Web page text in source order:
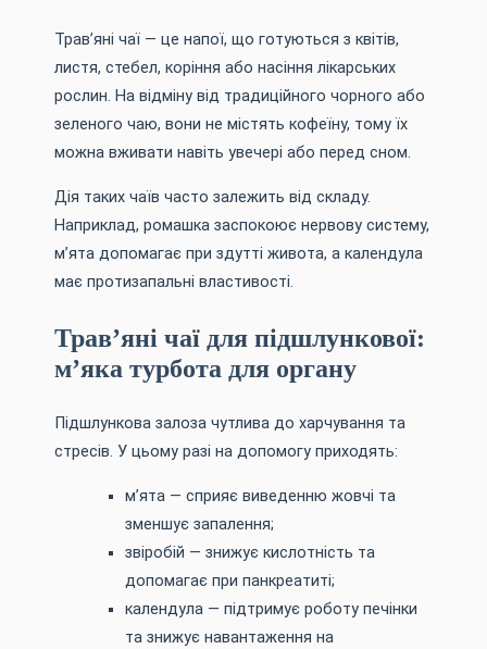
Трав’яні чаї — це напої, що готуються з квітів,
листя, стебел, коріння або насіння лікарських
рослин. На відміну від традиційного чорного або
зеленого чаю, вони не містять кофеїну, тому їх
можна вживати навіть увечері або перед сном.
Дія таких чаїв часто залежить від складу.
Наприклад, ромашка заспокоює нервову систему,
м’ята допомагає при здутті живота, а календула
має протизапальні властивості.
Трав’яні чаї для підшлункової:
м’яка турбота для органу
Підшлункова залоза чутлива до харчування та
стресів. У цьому разі на допомогу приходять:
м’ята — сприяє виведенню жовчі та
зменшує запалення;
звіробій — знижує кислотність та
допомагає при панкреатиті;
календула — підтримує роботу печінки
та знижує навантаження на